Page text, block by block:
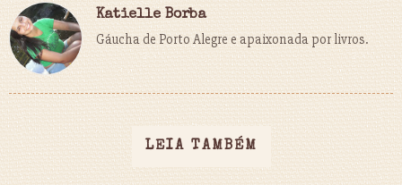
Katielle Borba
Gáucha de Porto Alegre e apaixonada por livros.
LEIA TAMBÉM